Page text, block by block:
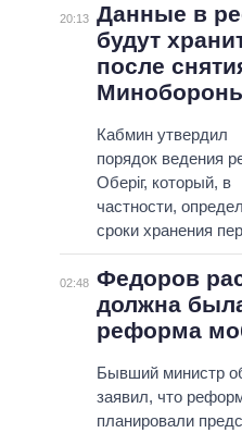
20:13 Данные в
будут
после
Кабмин утвердил
порядок ведения
Оберіг, который, в
частности,
сроки хранения
02:48 Федоров
должна
реформа
Бывший министр
заявил, что
планировали